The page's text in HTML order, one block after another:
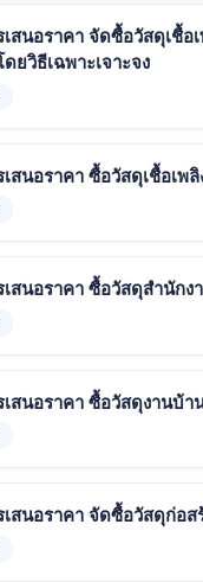
สนอราคา จัดซื้อวัสดุเชื้
ยวิธีเฉพาะเจาะจง
สนอราคา ซื้อวัสดุเชื้อเพ
สนอราคา ซื้อวัสดุสำนัก
สนอราคา ซื้อวัสดุงานบ้า